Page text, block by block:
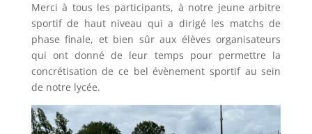
Merci à tous les participants, à notre jeune arbitre
sportif de haut niveau qui a dirigé les matchs de
phase finale, et bien sûr aux élèves organisateurs
qui ont donné de leur temps pour permettre la
concrétisation de ce bel évènement sportif au sein
de notre lycée.